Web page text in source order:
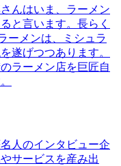
んはいま、ラーメン
と言います。長らく
ーメンは、ミシュラ
遂げつつあります。
ラーメン店を巨匠自
人のインタビュー企
サービスを産み出